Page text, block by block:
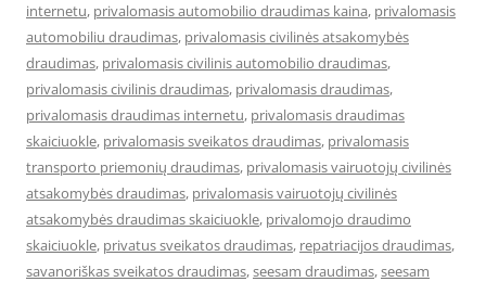
internetu, privalomasis automobilio draudimas kaina, privalomasis
automobiliu draudimas, privalomasis civilinės atsakomybės
draudimas, privalomasis civilinis automobilio draudimas,
privalomasis civilinis draudimas, privalomasis draudimas,
privalomasis draudimas internetu, privalomasis draudimas
skaiciuokle, privalomasis sveikatos draudimas, privalomasis
transporto priemonių draudimas, privalomasis vairuotojų civilinės
atsakomybės draudimas, privalomasis vairuotojų civilinės
atsakomybės draudimas skaiciuokle, privalomojo draudimo
skaiciuokle, privatus sveikatos draudimas, repatriacijos draudimas,
savanoriškas sveikatos draudimas,seesam draudimas,seesam